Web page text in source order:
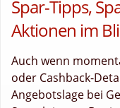
Spar-Tipps,
Aktionen im
Auch wenn
oder Cashback-
Angebotslage bei